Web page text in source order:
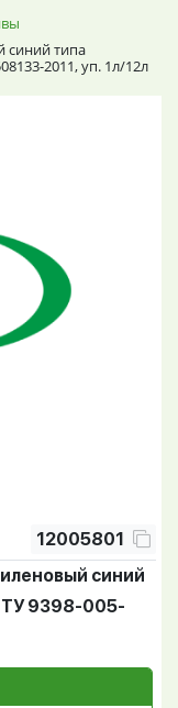
синий типа
2011, уп. 1л/12л
12005801
синий
9398-005-